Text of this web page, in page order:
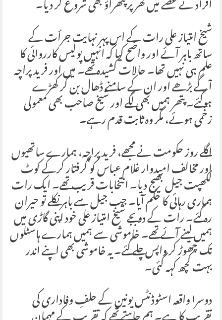
شیخ امتیاز علی رات کے اس پہر نہایت جرأت کے
ساتھ باہر آئے اور واضح کیا کہ انہیں پولیس کارروائی کا
علم ہی نہیں تھا۔ حالات کشیدہ تھے۔ میں اور فرید پراچہ
آگے بڑھے اور ان کے سامنے ڈھال بن کر کھڑے
ہوگئے۔ پتھر ہمیں بھی لگے اور شیخ صاحب بھی معمولی
زخمی ہوئے، مگر وہ ثابت قدم رہے۔
اگلے روز حکومت نے مجھے، فرید پراچہ، ہمارے ساتھیوں
اور مخالف امیدوار غلام عباس کو گرفتار کرکے کوٹ
لکھپت جیل بھیج دیا۔ انتخابات قریب تھے۔ ایک رات
ہماری رہائی کا حکم آیا۔ جب جیل سے باہر نکلے تو حیران
رہ گئے۔ رات کے دو بجے شیخ امتیاز علی خود اپنی گاڑی میں
ہمیں لینے آئے تھے۔ خاموشی سے ہمیں ہمارے ہاسٹلوں
تک چھوڑ کر واپس چلے گئے۔ یہ خاموشی بھی اپنے اندر
بہت کچھ کہہ گئی۔
دوسرا واقعہ اسٹوڈنٹس یونین کے حلفِ وفاداری کی